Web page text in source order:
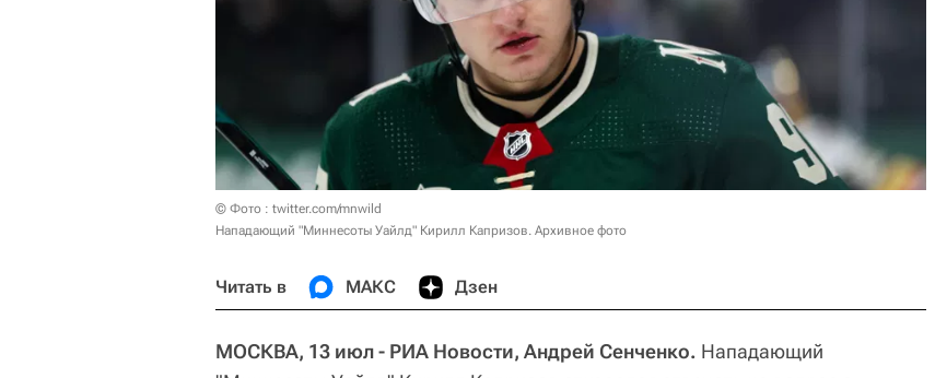
© Фото : twitter.com/mnwild
Нападающий "Миннесоты Уайлд" Кирилл Капризов. Архивное фото
Читать в МАКС Дзен
МОСКВА, 13 июл - РИА Новости, Андрей Сенченко. Нападающий